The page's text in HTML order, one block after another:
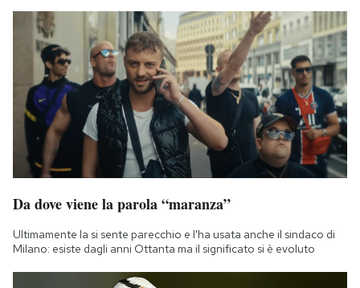
Da dove viene la parola “maranza”
Ultimamente la si sente parecchio e l'ha usata anche il sindaco di
Milano: esiste dagli anni Ottanta ma il significato si è evoluto